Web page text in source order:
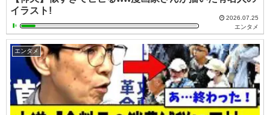
イラスト!
2026.07.25
エンタメ
エンタメ